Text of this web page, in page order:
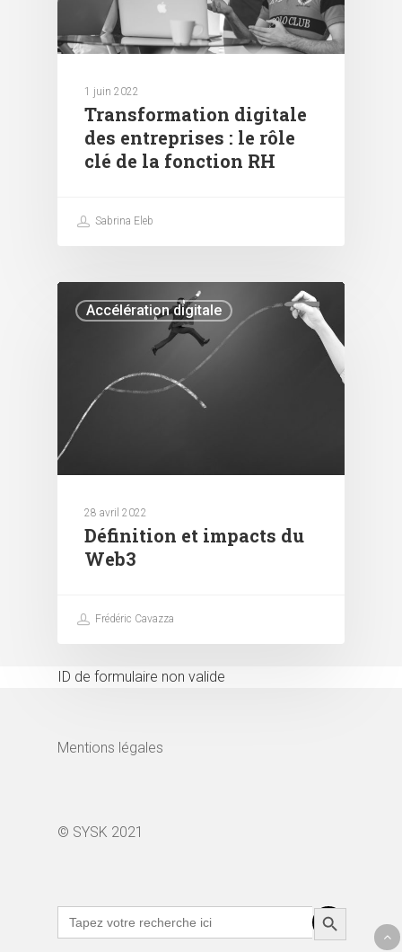
1 juin 2022
Transformation digitale
des entreprises : le rôle
clé de la fonction RH
Sabrina Eleb
Accélération digitale
28 avril 2022
Définition et impacts du
Web3
Frédéric Cavazza
ID de formulaire non valide
Mentions légales
© SYSK 2021
Search
for:
Search Button